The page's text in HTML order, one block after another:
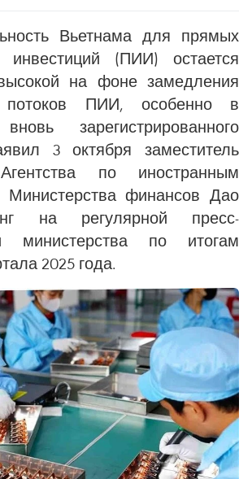
Вьетнама для прямых
инвестиций (ПИИ) остается
на фоне замедления
потоков ПИИ, особенно в
зарегистрированного
3 октября заместитель
по иностранным
Министерства финансов Дао
на регулярной пресс-
министерства по итогам
2025 года.